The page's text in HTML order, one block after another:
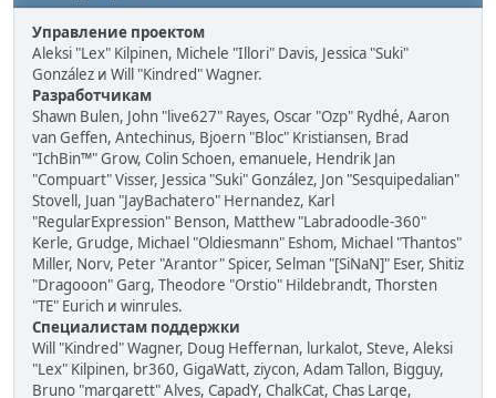
Управление проектом
Aleksi "Lex" Kilpinen, Michele "Illori" Davis, Jessica "Suki"
González и Will "Kindred" Wagner.
Разработчикам
Shawn Bulen, John "live627" Rayes, Oscar "Ozp" Rydhé, Aaron
van Geffen, Antechinus, Bjoern "Bloc" Kristiansen, Brad
"IchBin™" Grow, Colin Schoen, emanuele, Hendrik Jan
"Compuart" Visser, Jessica "Suki" González, Jon "Sesquipedalian"
Stovell, Juan "JayBachatero" Hernandez, Karl
"RegularExpression" Benson, Matthew "Labradoodle-360"
Kerle, Grudge, Michael "Oldiesmann" Eshom, Michael "Thantos"
Miller, Norv, Peter "Arantor" Spicer, Selman "[SiNaN]" Eser, Shitiz
"Dragooon" Garg, Theodore "Orstio" Hildebrandt, Thorsten
"TE" Eurich и winrules.
Специалистам поддержки
Will "Kindred" Wagner, Doug Heffernan, lurkalot, Steve, Aleksi
"Lex" Kilpinen, br360, GigaWatt, ziycon, Adam Tallon, Bigguy,
Bruno "margarett" Alves, CapadY, ChalkCat, Chas Large,